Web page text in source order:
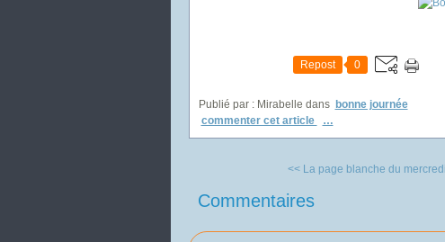
Repost 0
Publié par : Mirabelle dans bonne journée
commenter cet article
…
<< La page blanche du
Commentaires